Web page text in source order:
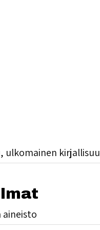
ulkomainen
aineisto